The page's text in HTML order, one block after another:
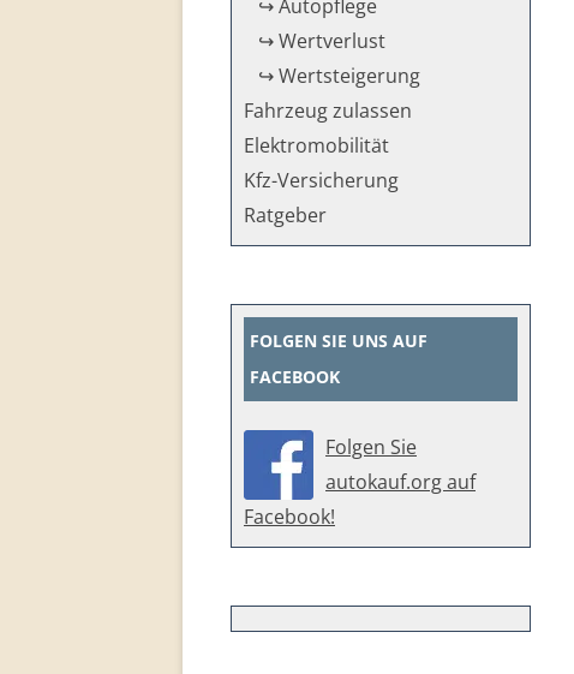
↪ Autopflege
↪ Wertverlust
↪ Wertsteigerung
Fahrzeug zulassen
Elektromobilität
Kfz-Versicherung
Ratgeber
FOLGEN SIE UNS AUF
FACEBOOK
Folgen Sie
autokauf.org auf
Facebook!